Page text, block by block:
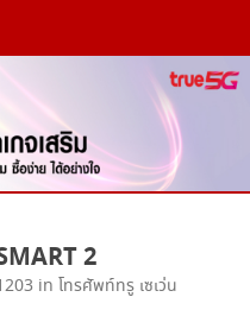
2
in โทรศัพท์ทรู เซเว่น